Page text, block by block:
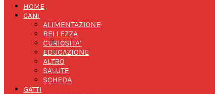
HOME
CANI
ALIMENTAZIONE
BELLEZZA
CURIOSITA’
EDUCAZIONE
ALTRO
SALUTE
SCHEDA
GATTI